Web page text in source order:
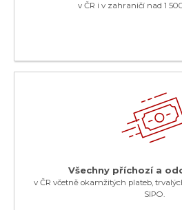
v ČR i v zahraničí nad 1
Všechny příchozí a
v ČR včetně okamžitých plateb,
SIPO.